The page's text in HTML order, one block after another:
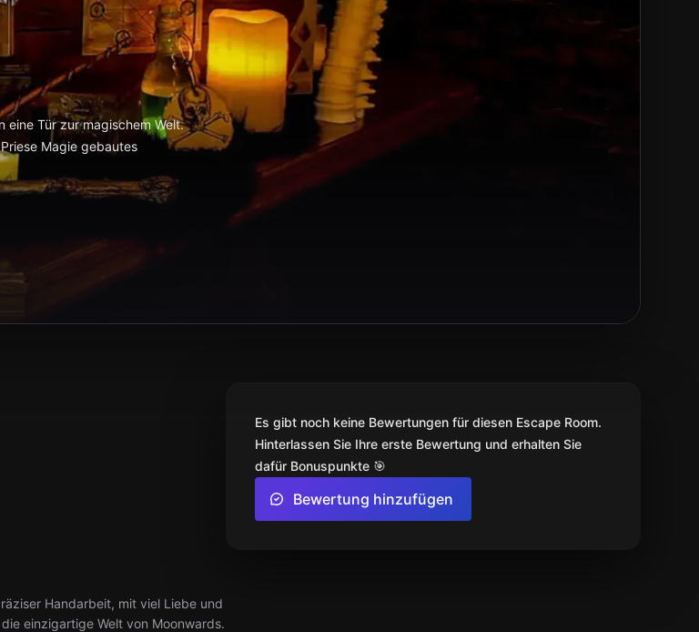
eine Tür zur magischem Welt.
Magie gebautes
Handarbeit, mit viel Liebe und
einzigartige Welt von Moonwards.
Es gibt noch keine Bewertungen für diesen Escape Room.
Hinterlassen Sie Ihre erste Bewertung und erhalten Sie
dafür Bonuspunkte 🎯
Bewertung hinzufügen